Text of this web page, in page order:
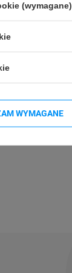
(wymagane)
WYMAGANE